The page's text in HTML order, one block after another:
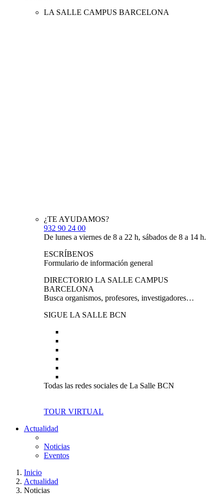
LA SALLE CAMPUS BARCELONA
¿TE AYUDAMOS?
932 90 24 00
De lunes a viernes de 8 a 22 h, sábados de 8 a 14 h.
ESCRÍBENOS
Formulario de información general
DIRECTORIO LA SALLE CAMPUS
BARCELONA
Busca organismos, profesores, investigadores…
SIGUE LA SALLE BCN
Todas las redes sociales de La Salle BCN
TOUR VIRTUAL
Actualidad
Noticias
Eventos
Inicio
Actualidad
Noticias